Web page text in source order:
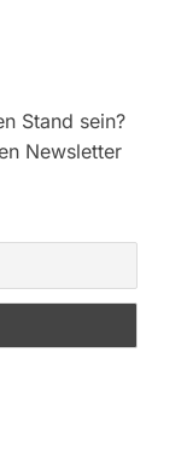
Stand sein?
Newsletter